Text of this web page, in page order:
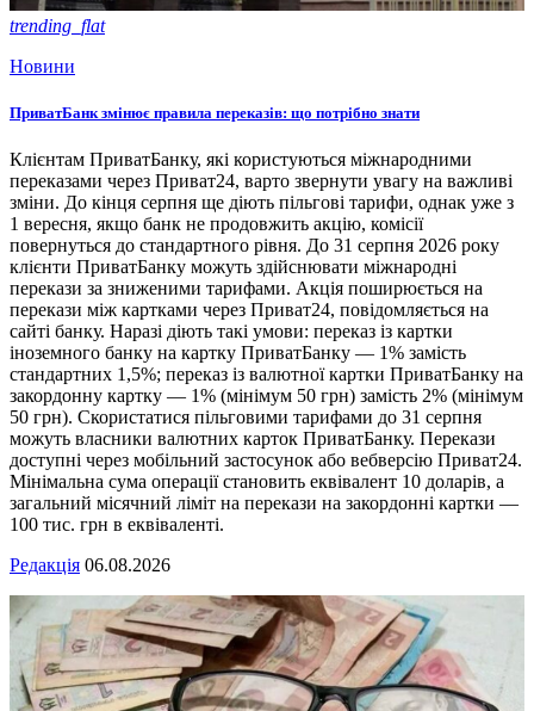
trending_flat
Новини
ПриватБанк змінює правила переказів: що потрібно знати
Клієнтам ПриватБанку, які користуються міжнародними
переказами через Приват24, варто звернути увагу на важливі
зміни. До кінця серпня ще діють пільгові тарифи, однак уже з
1 вересня, якщо банк не продовжить акцію, комісії
повернуться до стандартного рівня. До 31 серпня 2026 року
клієнти ПриватБанку можуть здійснювати міжнародні
перекази за зниженими тарифами. Акція поширюється на
перекази між картками через Приват24, повідомляється на
сайті банку. Наразі діють такі умови: переказ із картки
іноземного банку на картку ПриватБанку — 1% замість
стандартних 1,5%; переказ із валютної картки ПриватБанку на
закордонну картку — 1% (мінімум 50 грн) замість 2% (мінімум
50 грн). Скористатися пільговими тарифами до 31 серпня
можуть власники валютних карток ПриватБанку. Перекази
доступні через мобільний застосунок або вебверсію Приват24.
Мінімальна сума операції становить еквівалент 10 доларів, а
загальний місячний ліміт на перекази на закордонні картки —
100 тис. грн в еквіваленті.
Редакція 06.08.2026